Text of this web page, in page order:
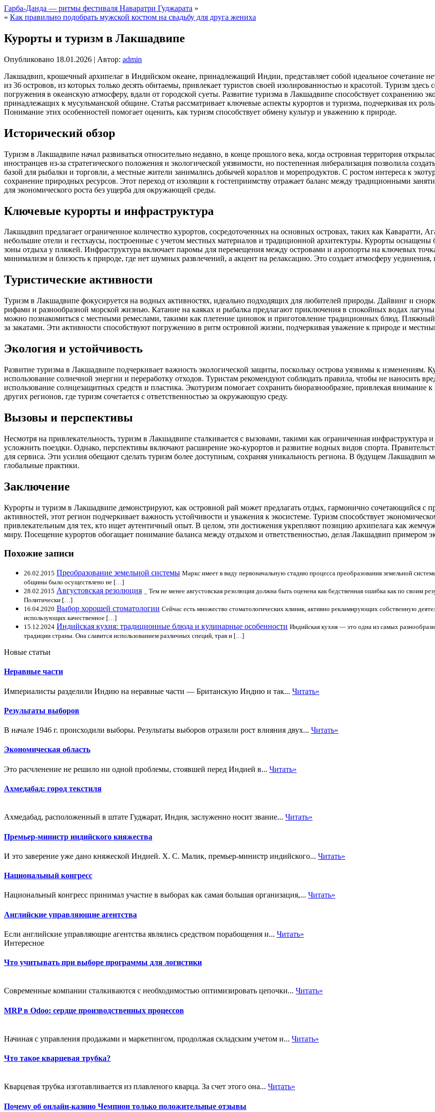
Гарба-Данда — ритмы фестиваля Наваратри Гуджарата »
« Как правильно подобрать мужской костюм на свадьбу для друга жениха
Курорты и туризм в Лакшадвипе
Опубликовано 18.01.2026 | Автор: admin
Лакшадвип, крошечный архипелаг в Индийском океане, принадлежащий Индии, представляет собой идеальное сочетание
из 36 островов, из которых только десять обитаемы, привлекает туристов своей изолированностью и красотой. Туризм
погружения в океанскую атмосферу, вдали от городской суеты. Развитие туризма в Лакшадвипе способствует сохранению
принадлежащих к мусульманской общине. Статья рассматривает ключевые аспекты курортов и туризма, подчеркивая их
Понимание этих особенностей помогает оценить, как туризм способствует обмену культур и уважению к природе.
Исторический обзор
Туризм в Лакшадвипе начал развиваться относительно недавно, в конце прошлого века, когда островная территория
иностранцев из-за стратегического положения и экологической уязвимости, но постепенная либерализация позволила
базой для рыбалки и торговли, а местные жители занимались добычей кораллов и морепродуктов. С ростом интереса к
сохранение природных ресурсов. Этот переход от изоляции к гостеприимству отражает баланс между традиционными
для экономического роста без ущерба для окружающей среды.
Ключевые курорты и инфраструктура
Лакшадвип предлагает ограниченное количество курортов, сосредоточенных на основных островах, таких как Каваратти,
небольшие отели и гестхаусы, построенные с учетом местных материалов и традиционной архитектуры. Курорты
зоны отдыха у пляжей. Инфраструктура включает паромы для перемещения между островами и аэропорты на ключевых
минимализм и близость к природе, где нет шумных развлечений, а акцент на релаксацию. Это создает атмосферу
Туристические активности
Туризм в Лакшадвипе фокусируется на водных активностях, идеально подходящих для любителей природы. Дайвинг и
рифами и разнообразной морской жизнью. Катание на каяках и рыбалка предлагают приключения в спокойных водах
можно познакомиться с местными ремеслами, такими как плетение циновок и приготовление традиционных блюд.
за закатами. Эти активности способствуют погружению в ритм островной жизни, подчеркивая уважение к природе и
Экология и устойчивость
Развитие туризма в Лакшадвипе подчеркивает важность экологической защиты, поскольку острова уязвимы к изменениям.
использование солнечной энергии и переработку отходов. Туристам рекомендуют соблюдать правила, чтобы не наносить
использование солнцезащитных средств и пластика. Экотуризм помогает сохранить биоразнообразие, привлекая
других регионов, где туризм сочетается с ответственностью за окружающую среду.
Вызовы и перспективы
Несмотря на привлекательность, туризм в Лакшадвипе сталкивается с вызовами, такими как ограниченная инфраструктура
усложнить поездки. Однако, перспективы включают расширение эко-курортов и развитие водных видов спорта.
для сервиса. Эти усилия обещают сделать туризм более доступным, сохраняя уникальность региона. В будущем Лакшадвип
глобальные практики.
Заключение
Курорты и туризм в Лакшадвипе демонстрируют, как островной рай может предлагать отдых, гармонично сочетающийся с
активностей, этот регион подчеркивает важность устойчивости и уважения к экосистеме. Туризм способствует
привлекательным для тех, кто ищет аутентичный опыт. В целом, эти достижения укрепляют позицию архипелага как
миру. Посещение курортов обогащает понимание баланса между отдыхом и ответственностью, делая Лакшадвип примером
Похожие записи
26.02.2015 Преобразование земельной системы Маркс имеет в виду первоначальную стадию процесса преобразования земельной
общины было осуществлено не […]
28.02.2015 Августовская резолюция
_ Тем не менее августовская резолюция должна быть оценена как бедственная ошибка как по своим
Политически […]
16.04.2020 Выбор хорошей стоматологии Сейчас есть множество стоматологических клиник, активно рекламирующих собственную
использующих качественное […]
15.12.2024 Индийская кухня: традиционные блюда и кулинарные особенности Индийская кухня — это одна из самых
традиции страны. Она славится использованием различных специй, трав и […]
Новые статьи
Неравные части
Империалисты разделили Индию на неравные части — Британскую Индию и так... Читать»
Результаты выборов
В начале 1946 г. происходили выборы. Результаты выборов отразили рост влияния двух... Читать»
Экономическая область
Это расчленение не решило ни одной проблемы, стоявшей перед Индией в... Читать»
Ахмедабад: город текстиля
Ахмедабад, расположенный в штате Гуджарат, Индия, заслуженно носит звание... Читать»
Премьер-министр индийского княжества
И это заверение уже дано княжеской Индией. X. С. Малик, премьер-министр индийского... Читать»
Национальный конгресс
Национальный конгресс принимал участие в выборах как самая большая организация,... Читать»
Английские управляющие агентства
Если английские управляющие агентства являлись средством порабощения и... Читать»
Интересное
Что учитывать при выборе программы для логистики
Современные компании сталкиваются с необходимостью оптимизировать цепочки... Читать»
MRP в Odoo: сердце производственных процессов
Начиная с управления продажами и маркетингом, продолжая складским учетом и... Читать»
Что такое кварцевая трубка?
Кварцевая трубка изготавливается из плавленого кварца. За счет этого она... Читать»
Почему об онлайн-казино Чемпион только положительные отзывы